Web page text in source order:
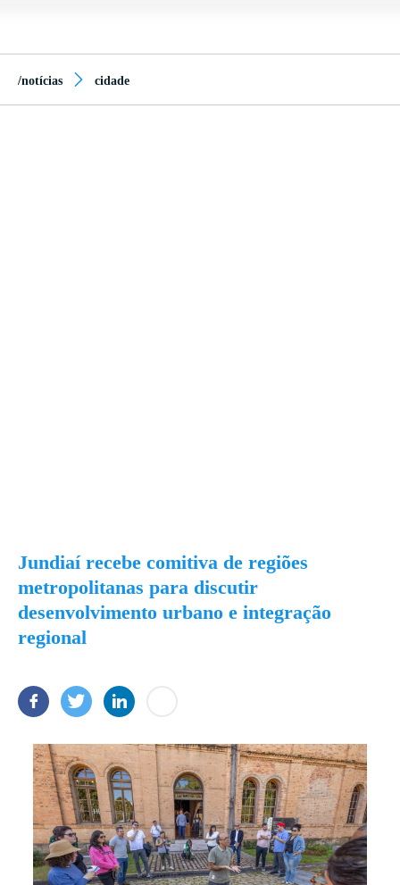
/notícias cidade
Jundiaí recebe comitiva de regiões
metropolitanas para discutir
desenvolvimento urbano e integração
regional